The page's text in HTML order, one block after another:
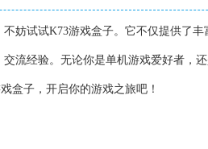
妨试试K73游戏盒子。它不仅提供了
流经验。无论你是单机游戏爱好者，
盒子，开启你的游戏之旅吧！